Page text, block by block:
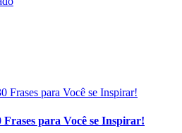
para Você se Inspirar!